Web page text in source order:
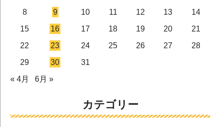
8
9 10 11 12 13
14
15
16 17 18 19 20
21
22
23 24 25 26 27
28
29
30
31
« 4月
6月 »
カテゴリー